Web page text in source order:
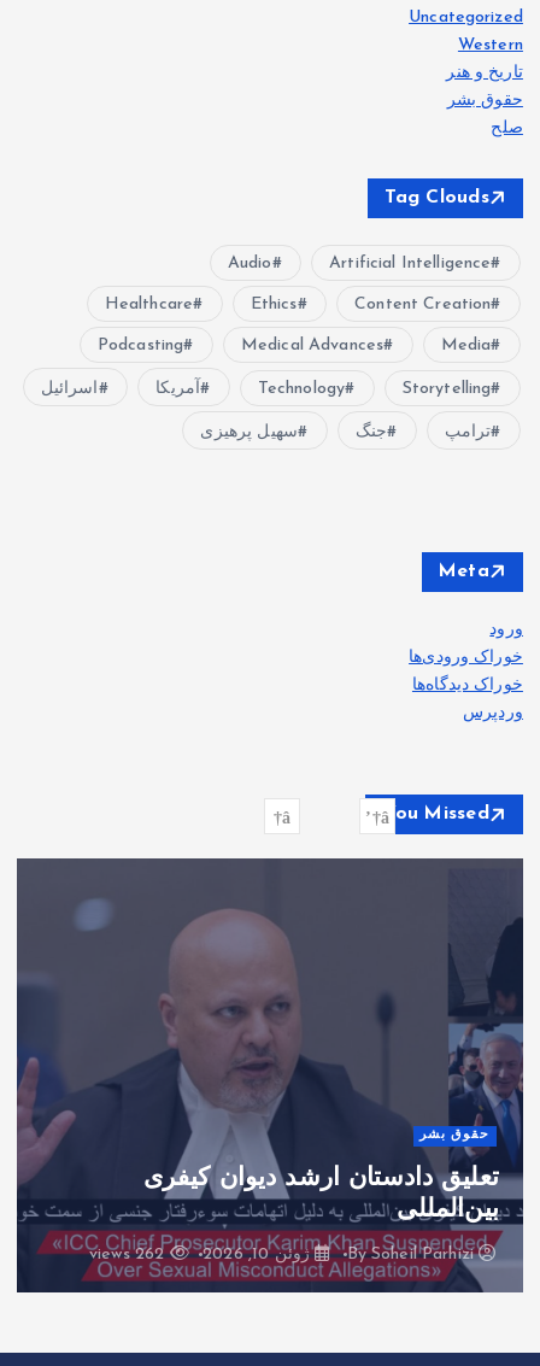
Uncategorized
Western
تاریخ و هنر
حقوق بشر
صلح
Tag Clouds
Artificial Intelligence
Audio
Content Creation
Ethics
Healthcare
Media
Medical Advances
Podcasting
Storytelling
Technology آمریکا اسرائیل
ترامپ جنگ سهیل پرهیزی
Meta
ورود
خوراک ورودی‌ها
خوراک دیدگاه‌ها
وردپرس
You Missed
حقوق بشر
تعلیق دادستان ارشد دیوان کیفری
بین‌المللی
By
Soheil Parhizi ژوئن 10, 2026 262 views